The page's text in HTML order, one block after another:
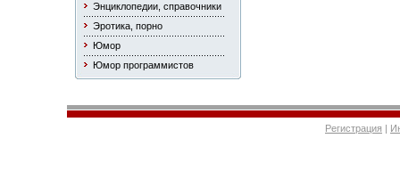
Энциклопедии, справочники
Эротика, порно
Юмор
Юмор программистов
Регистрация |